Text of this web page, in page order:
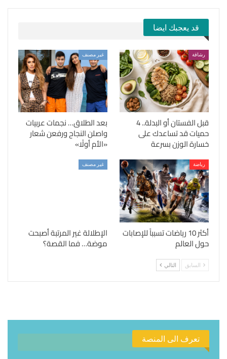
قد يعجبك ايضا
رشاقة
قبل الفستان أو البدلة.. 4
حميات قد تساعدك على
خسارة الوزن بسرعة
غير مصنف
بعد الطلاق… نجمات عربيات
واصلن النجاح ورفعن شعار
«الأم أولًا»
رياضة
أكثر 10 رياضات تسبباً للإصابات
حول العالم
غير مصنف
الإطلالة غير المرتبة أصبحت
موضة… فما القصة؟
السابق التالي
تعرف الى المنصة